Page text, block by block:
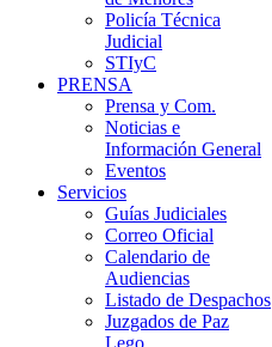
Policía Técnica
Judicial
STIyC
PRENSA
Prensa y Com.
Noticias e
Información General
Eventos
Servicios
Guías Judiciales
Correo Oficial
Calendario de
Audiencias
Listado de Despachos
Juzgados de Paz
Lego